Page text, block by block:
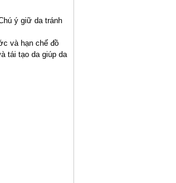
ý giữ da tránh
và hạn chế đồ
tái tạo da giúp da